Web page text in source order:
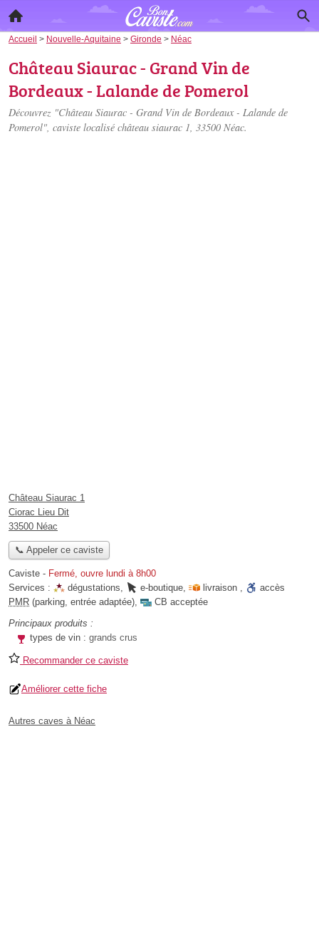
Accueil > Nouvelle-Aquitaine > Gironde > Néac
Château Siaurac - Grand Vin de
Bordeaux - Lalande de Pomerol
Découvrez "Château Siaurac - Grand Vin de Bordeaux - Lalande de
Pomerol", caviste localisé château siaurac 1, 33500 Néac.
Château Siaurac 1
Ciorac Lieu Dit
33500 Néac
📞 Appeler ce caviste
Caviste - Fermé, ouvre lundi à 8h00
Services :
dégustations, e-boutique, livraison ,
accès
PMR (parking, entrée adaptée),
CB acceptée
Principaux produits :
types de vin : grands crus
Recommander ce caviste
Améliorer cette fiche
Autres caves à Néac